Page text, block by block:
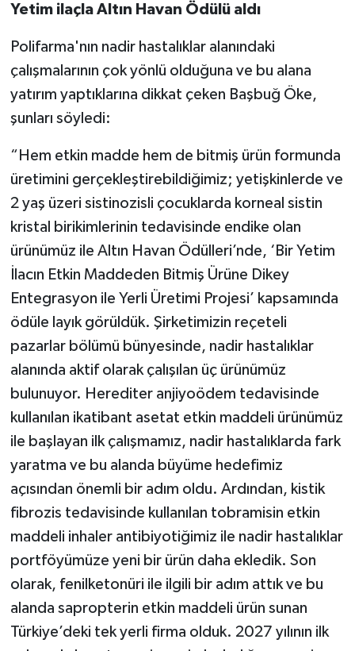
Yetim ilaçla Altın Havan Ödülü aldı
Polifarma'nın nadir hastalıklar alanındaki
çalışmalarının çok yönlü olduğuna ve bu alana
yatırım yaptıklarına dikkat çeken Başbuğ Öke,
şunları söyledi:
“Hem etkin madde hem de bitmiş ürün formunda
üretimini gerçekleştirebildiğimiz; yetişkinlerde ve
2 yaş üzeri sistinozisli çocuklarda korneal sistin
kristal birikimlerinin tedavisinde endike olan
ürünümüz ile Altın Havan Ödülleri’nde, ‘Bir Yetim
İlacın Etkin Maddeden Bitmiş Ürüne Dikey
Entegrasyon ile Yerli Üretimi Projesi’ kapsamında
ödüle layık görüldük. Şirketimizin reçeteli
pazarlar bölümü bünyesinde, nadir hastalıklar
alanında aktif olarak çalışılan üç ürünümüz
bulunuyor. Herediter anjiyoödem tedavisinde
kullanılan ikatibant asetat etkin maddeli ürünümüz
ile başlayan ilk çalışmamız, nadir hastalıklarda fark
yaratma ve bu alanda büyüme hedefimiz
açısından önemli bir adım oldu. Ardından, kistik
fibrozis tedavisinde kullanılan tobramisin etkin
maddeli inhaler antibiyotiğimiz ile nadir hastalıklar
portföyümüze yeni bir ürün daha ekledik. Son
olarak, fenilketonüri ile ilgili bir adım attık ve bu
alanda sapropterin etkin maddeli ürün sunan
Türkiye’deki tek yerli firma olduk. 2027 yılının ilk